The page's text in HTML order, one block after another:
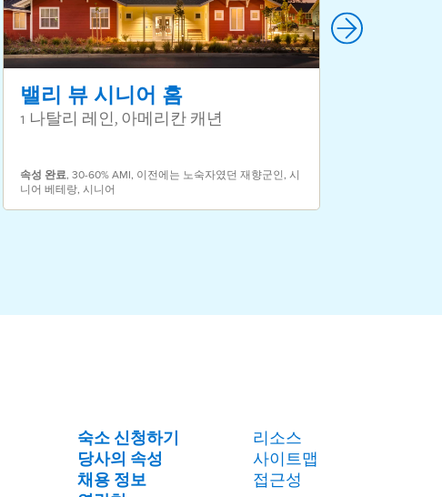
밸리 뷰 시니어 홈
1 나탈리 레인, 아메리칸 캐년
속성 완료,30-60% AMI, 이전에는 노숙자였던 재향군인,시
니어 베테랑,시니어
숙소 신청하기
당사의 속성
채용 정보
리소스
사이트맵
접근성